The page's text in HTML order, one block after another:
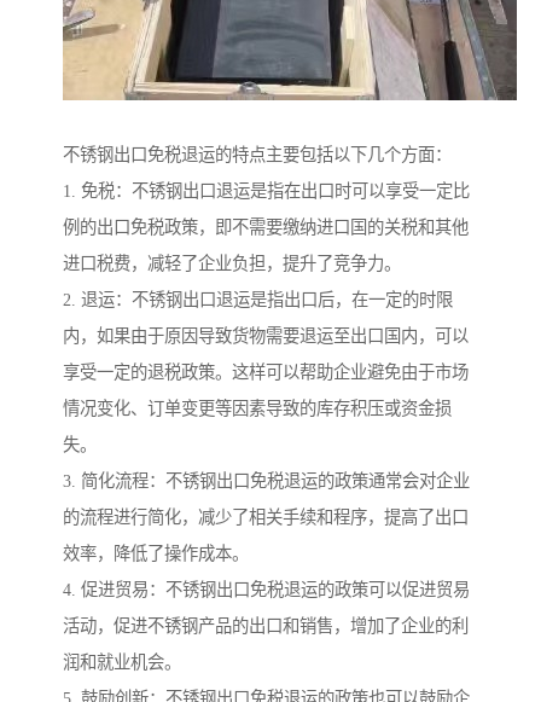
不锈钢出口免税退运的特点主要包括以下几个方面：
1. 免税：不锈钢出口退运是指在出口时可以享受一定比
例的出口免税政策，即不需要缴纳进口国的关税和其他
进口税费，减轻了企业负担，提升了竞争力。
2. 退运：不锈钢出口退运是指出口后，在一定的时限
内，如果由于原因导致货物需要退运至出口国内，可以
享受一定的退税政策。这样可以帮助企业避免由于市场
情况变化、订单变更等因素导致的库存积压或资金损
失。
3. 简化流程：不锈钢出口免税退运的政策通常会对企业
的流程进行简化，减少了相关手续和程序，提高了出口
效率，降低了操作成本。
4. 促进贸易：不锈钢出口免税退运的政策可以促进贸易
活动，促进不锈钢产品的出口和销售，增加了企业的利
润和就业机会。